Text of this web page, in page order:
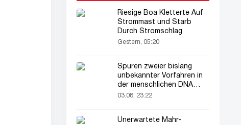
Riesige Boa Kletterte Auf
Strommast und Starb
Durch Stromschlag
Gestern, 05:20
Spuren zweier bislang
unbekannter Vorfahren in
der menschlichen DNA
entdeckt
03.08, 23:22
Unerwartete Mahr-